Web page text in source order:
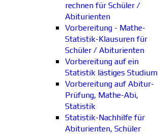
rechnen für Schüler /
Abiturienten
Vorbereitung - Mathe-
Statistik-Klausuren für
Schüler / Abiturienten
Vorbereitung auf ein
Statistik lästiges Studium
Vorbereitung auf Abitur-
Prüfung, Mathe-Abi,
Statistik
Statistik-Nachhilfe für
Abiturienten, Schüler